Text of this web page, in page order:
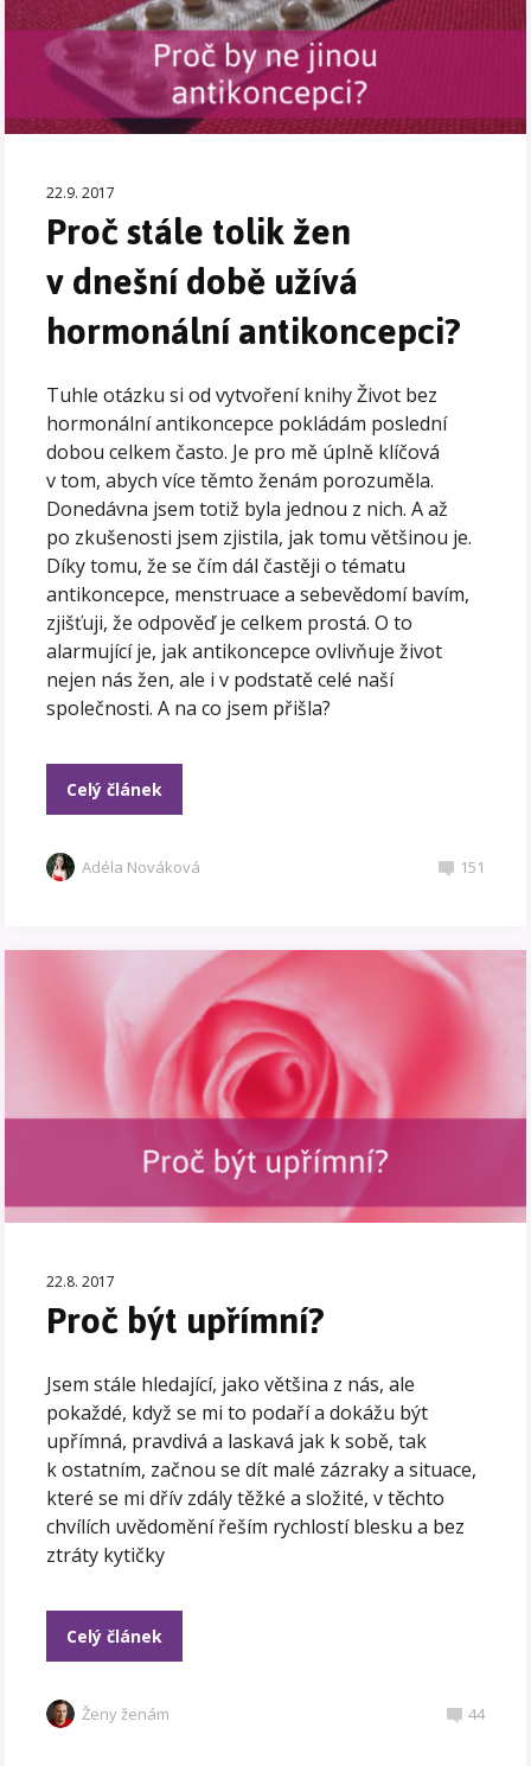
22.9. 2017
Proč stále tolik žen
v dnešní době užívá
hormonální antikoncepci?
Tuhle otázku si od vytvoření knihy Život bez
hormonální antikoncepce pokládám poslední
dobou celkem často. Je pro mě úplně klíčová
v tom, abych více těmto ženám porozuměla.
Donedávna jsem totiž byla jednou z nich. A až
po zkušenosti jsem zjistila, jak tomu většinou je.
Díky tomu, že se čím dál častěji o tématu
antikoncepce, menstruace a sebevědomí bavím,
zjišťuji, že odpověď je celkem prostá. O to
alarmující je, jak antikoncepce ovlivňuje život
nejen nás žen, ale i v podstatě celé naší
společnosti. A na co jsem přišla?
Celý článek
Adéla Nováková 151
22.8. 2017
Proč být upřímní?
Jsem stále hledající, jako většina z nás, ale
pokaždé, když se mi to podaří a dokážu být
upřímná, pravdivá a laskavá jak k sobě, tak
k ostatním, začnou se dít malé zázraky a situace,
které se mi dřív zdály těžké a složité, v těchto
chvílích uvědomění řeším rychlostí blesku a bez
ztráty kytičky
Celý článek
Ženy ženám 44